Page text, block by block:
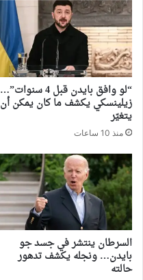
“لو وافق بايدن قبل 4 سنوات”…
زيلينسكي يكشف ما كان يمكن أن
يتغيّر
منذ 10 ساعات
السرطان ينتشر في جسد جو
بايدن… ونجله يكشف تدهور
حالته